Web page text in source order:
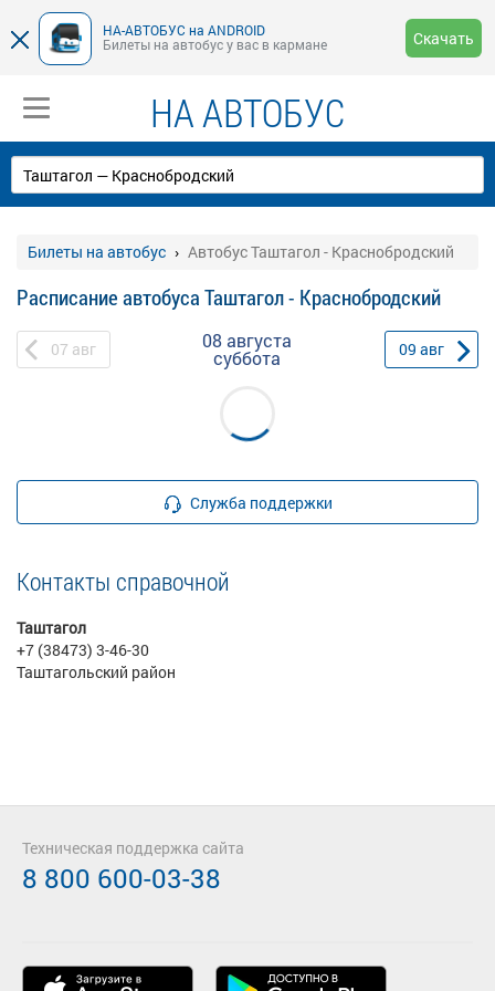
НА-АВТОБУС на ANDROID
Билеты на автобус у вас в кармане
Скачать
НА АВТОБУС
Билеты на автобус Автобус Таштагол - Краснобродский
Расписание автобуса Таштагол - Краснобродский
07 авг 08 августа
суббота 09 авг
Служба поддержки
Контакты справочной
Таштагол
+7 (38473) 3-46-30
Таштагольский район
Техническая поддержка сайта
8 800 600-03-38